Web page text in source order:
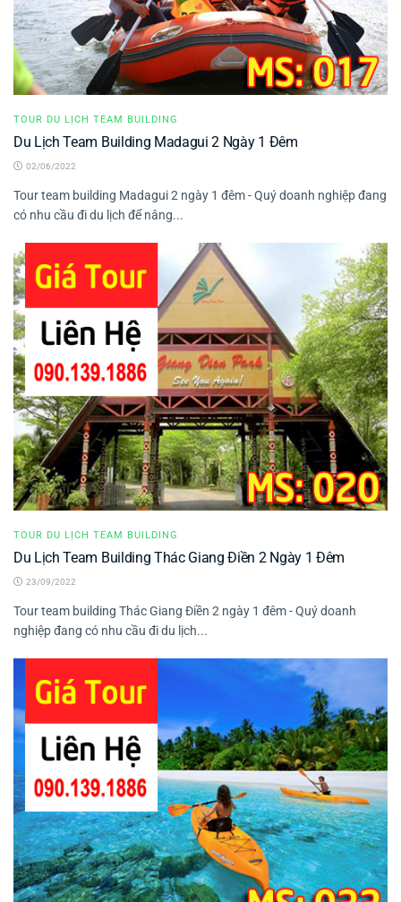
TOUR DU LỊCH TEAM BUILDING
Du Lịch Team Building Madagui 2 Ngày 1 Đêm
02/06/2022
Tour team building Madagui 2 ngày 1 đêm - Quý doanh nghiệp đang
có nhu cầu đi du lịch để nâng...
TOUR DU LỊCH TEAM BUILDING
Du Lịch Team Building Thác Giang Điền 2 Ngày 1 Đêm
23/09/2022
Tour team building Thác Giang Điền 2 ngày 1 đêm - Quý doanh
nghiệp đang có nhu cầu đi du lịch...